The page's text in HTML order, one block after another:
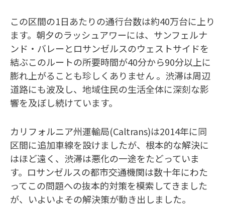
この区間の1日あたりの通行台数は約40万台に上り
ます。朝夕のラッシュアワーには、サンフェルナ
ンド・バレーとロサンゼルスのウェストサイドを
結ぶこのルートの所要時間が40分から90分以上に
膨れ上がることも珍しくありません 。渋滞は周辺
道路にも波及し、地域住民の生活全体に深刻な影
響を及ぼし続けています。
カリフォルニア州運輸局(Caltrans)は2014年に同
区間に追加車線を設けましたが、根本的な解決に
はほど遠く、渋滞は悪化の一途をたどっていま
す。ロサンゼルスの都市交通機関は数十年にわた
ってこの問題への抜本的対策を模索してきました
が、いよいよその解決策が動き出しました。